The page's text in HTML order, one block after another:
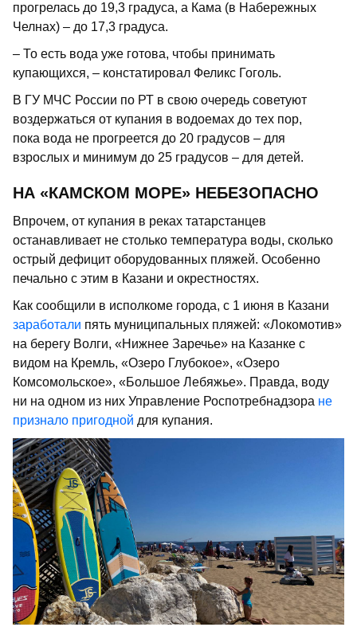
прогрелась до 19,3 градуса, а Кама (в Набережных
Челнах) – до 17,3 градуса.
– То есть вода уже готова, чтобы принимать
купающихся, – констатировал Феликс Гоголь.
В ГУ МЧС России по РТ в свою очередь советуют
воздержаться от купания в водоемах до тех пор,
пока вода не прогреется до 20 градусов – для
взрослых и минимум до 25 градусов – для детей.
НА «КАМСКОМ МОРЕ» НЕБЕЗОПАСНО
Впрочем, от купания в реках татарстанцев
останавливает не столько температура воды, сколько
острый дефицит оборудованных пляжей. Особенно
печально с этим в Казани и окрестностях.
Как сообщили в исполкоме города, с 1 июня в Казани
заработали пять муниципальных пляжей: «Локомотив»
на берегу Волги, «Нижнее Заречье» на Казанке с
видом на Кремль, «Озеро Глубокое», «Озеро
Комсомольское», «Большое Лебяжье». Правда, воду
ни на одном из них Управление Роспотребнадзора не
признало пригодной для купания.